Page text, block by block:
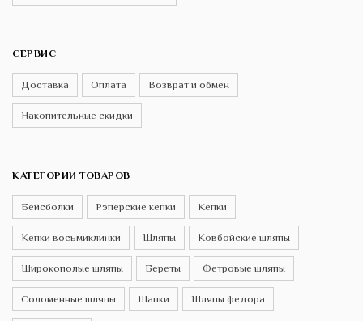
СЕРВИС
Доставка Оплата Возврат и обмен
Накопительные скидки
КАТЕГОРИИ ТОВАРОВ
Бейсболки Рэперские кепки Кепки
Кепки восьмиклинки Шляпы Ковбойские шляпы
Широкополые шляпы Береты Фетровые шляпы
Соломенные шляпы Шапки Шляпы федора